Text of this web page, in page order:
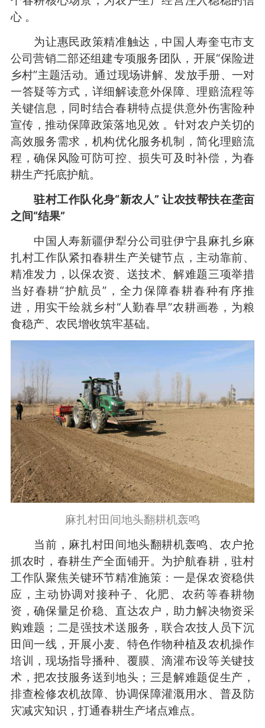
心 。
为让惠民政策精准触达，中国人寿奎屯市支
公司营销二部还组建专项服务团队，开展“保险进
乡村”主题活动。通过现场讲解、发放手册、一对
一答疑等方式，详细解读意外保障、理赔流程等
关键信息，同时结合春耕特点提供意外伤害险种
宣传，推动保障政策落地见效 。针对农户关切的
高效服务需求，机构优化服务机制，简化理赔流
程，确保风险可防可控、损失可及时补偿，为春
耕生产托底护航。
驻村工作队化身“新农人” 让农技帮扶在垄亩
之间“结果”
中国人寿新疆伊犁分公司驻伊宁县麻扎乡麻
扎村工作队紧扣春耕生产关键节点，主动靠前、
精准发力，以保农资、送技术、解难题三项举措
当好春耕“护航员”，全力保障春耕春种有序推
进，用实干绘就乡村“人勤春早”农耕画卷，为粮
食稳产、农民增收筑牢基础。
麻扎村田间地头翻耕机轰鸣
当前，麻扎村田间地头翻耕机轰鸣、农户抢
抓农时，春耕生产全面铺开。为护航春耕，驻村
工作队聚焦关键环节精准施策：一是保农资稳供
应，主动协调对接种子、化肥、农药等春耕物
资，确保量足价稳、直达农户，助力解决物资采
购难题；二是强技术送服务，联合农技人员下沉
田间一线，开展小麦、特色作物种植及农机操作
培训，现场指导播种、覆膜、滴灌布设等关键技
术，把农技服务送到地头；三是解难题促生产，
排查检修农机故障、协调保障灌溉用水、普及防
灾减灾知识，打通春耕生产堵点难点。